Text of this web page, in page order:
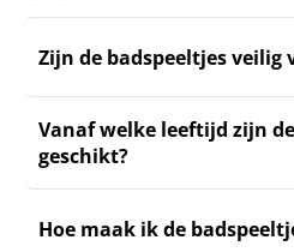
Zijn de badspeeltjes veilig
Vanaf welke leeftijd zijn
geschikt?
Hoe maak ik de